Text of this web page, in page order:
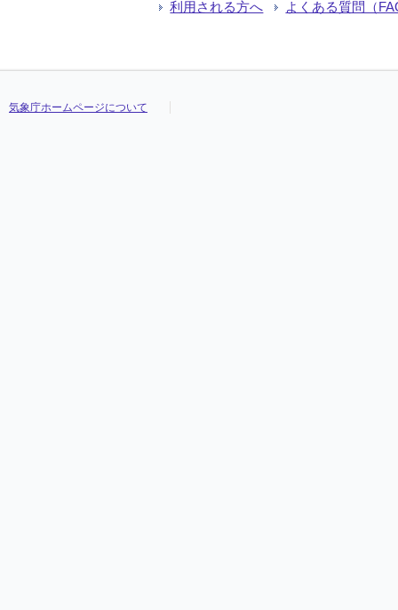
利用される方へ よくある質問（
気象庁ホームページについて